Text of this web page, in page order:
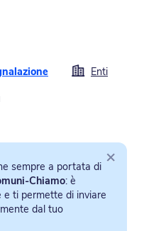
Enti
sempre a portata di
Chiamo: è
ti permette di inviare
dal tuo
×